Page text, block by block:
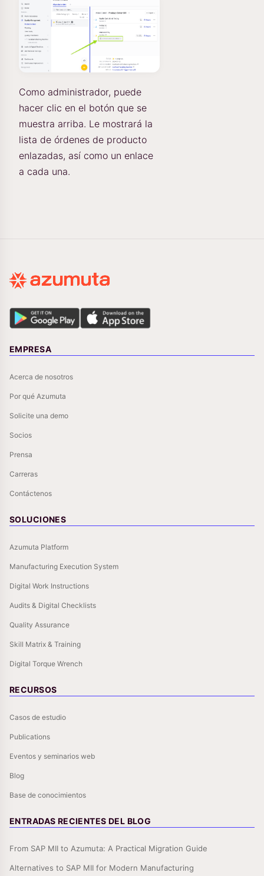
Como administrador, puede
hacer clic en el botón que se
muestra arriba. Le mostrará la
lista de órdenes de producto
enlazadas, así como un enlace
a cada una.
EMPRESA
Acerca de nosotros
Por qué Azumuta
Solicite una demo
Socios
Prensa
Carreras
Contáctenos
SOLUCIONES
Azumuta Platform
Manufacturing Execution System
Digital Work Instructions
Audits & Digital Checklists
Quality Assurance
Skill Matrix & Training
Digital Torque Wrench
RECURSOS
Casos de estudio
Publications
Eventos y seminarios web
Blog
Base de conocimientos
ENTRADAS RECIENTES DEL BLOG
From SAP MII to Azumuta: A Practical Migration Guide
Alternatives to SAP MII for Modern Manufacturing